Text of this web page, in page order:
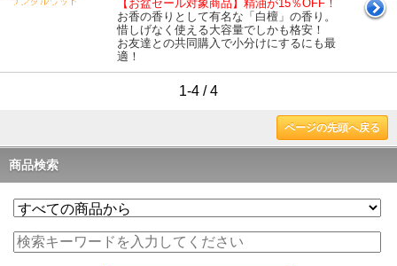
【お盆セール対象商品】精油が15％OFF！
お香の香りとして有名な「白檀」の香り。
惜しげなく使える大容量でしかも格安！
お友達との共同購入で小分けにするにも最
適！
1-4 / 4
ページの先頭へ戻る
商品検索